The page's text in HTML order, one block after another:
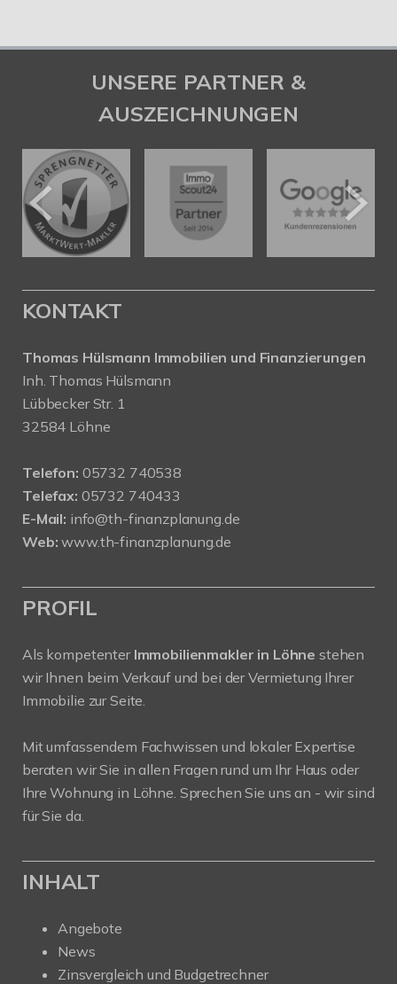
UNSERE PARTNER &
AUSZEICHNUNGEN
KONTAKT
Thomas Hülsmann Immobilien und Finanzierungen
Inh. Thomas Hülsmann
Lübbecker Str. 1
32584 Löhne
Telefon: 05732 740538
Telefax: 05732 740433
E-Mail: info@th-finanzplanung.de
Web: www.th-finanzplanung.de
PROFIL
Als kompetenter Immobilienmakler in Löhne stehen
wir Ihnen beim Verkauf und bei der Vermietung Ihrer
Immobilie zur Seite.
Mit umfassendem Fachwissen und lokaler Expertise
beraten wir Sie in allen Fragen rund um Ihr Haus oder
Ihre Wohnung in Löhne. Sprechen Sie uns an - wir sind
für Sie da.
INHALT
Angebote
News
Zinsvergleich und Budgetrechner